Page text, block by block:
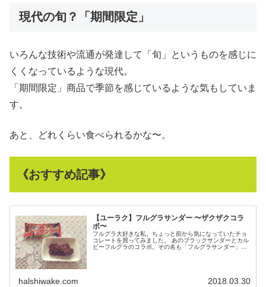
現代の旬？「期間限定」
いろんな技術や流通が発達して「旬」というものを感じに
くくなっているような現代。
「期間限定」商品で季節を感じているような気もしていま
す。
あと、どれくらい食べられるかな〜。
《おすすめ記事》
【ユーラク】フルグラサンダー 〜ザクザクコラ
ボ〜
フルグラ大好きな私。ちょっと前から気になっていたチョ
コレートを買ってみました。 あのブラックサンダーとカル
ビーフルグラのコラボ。その名も「フルグラサンダー」で
halshiwake.com 2018.03.30